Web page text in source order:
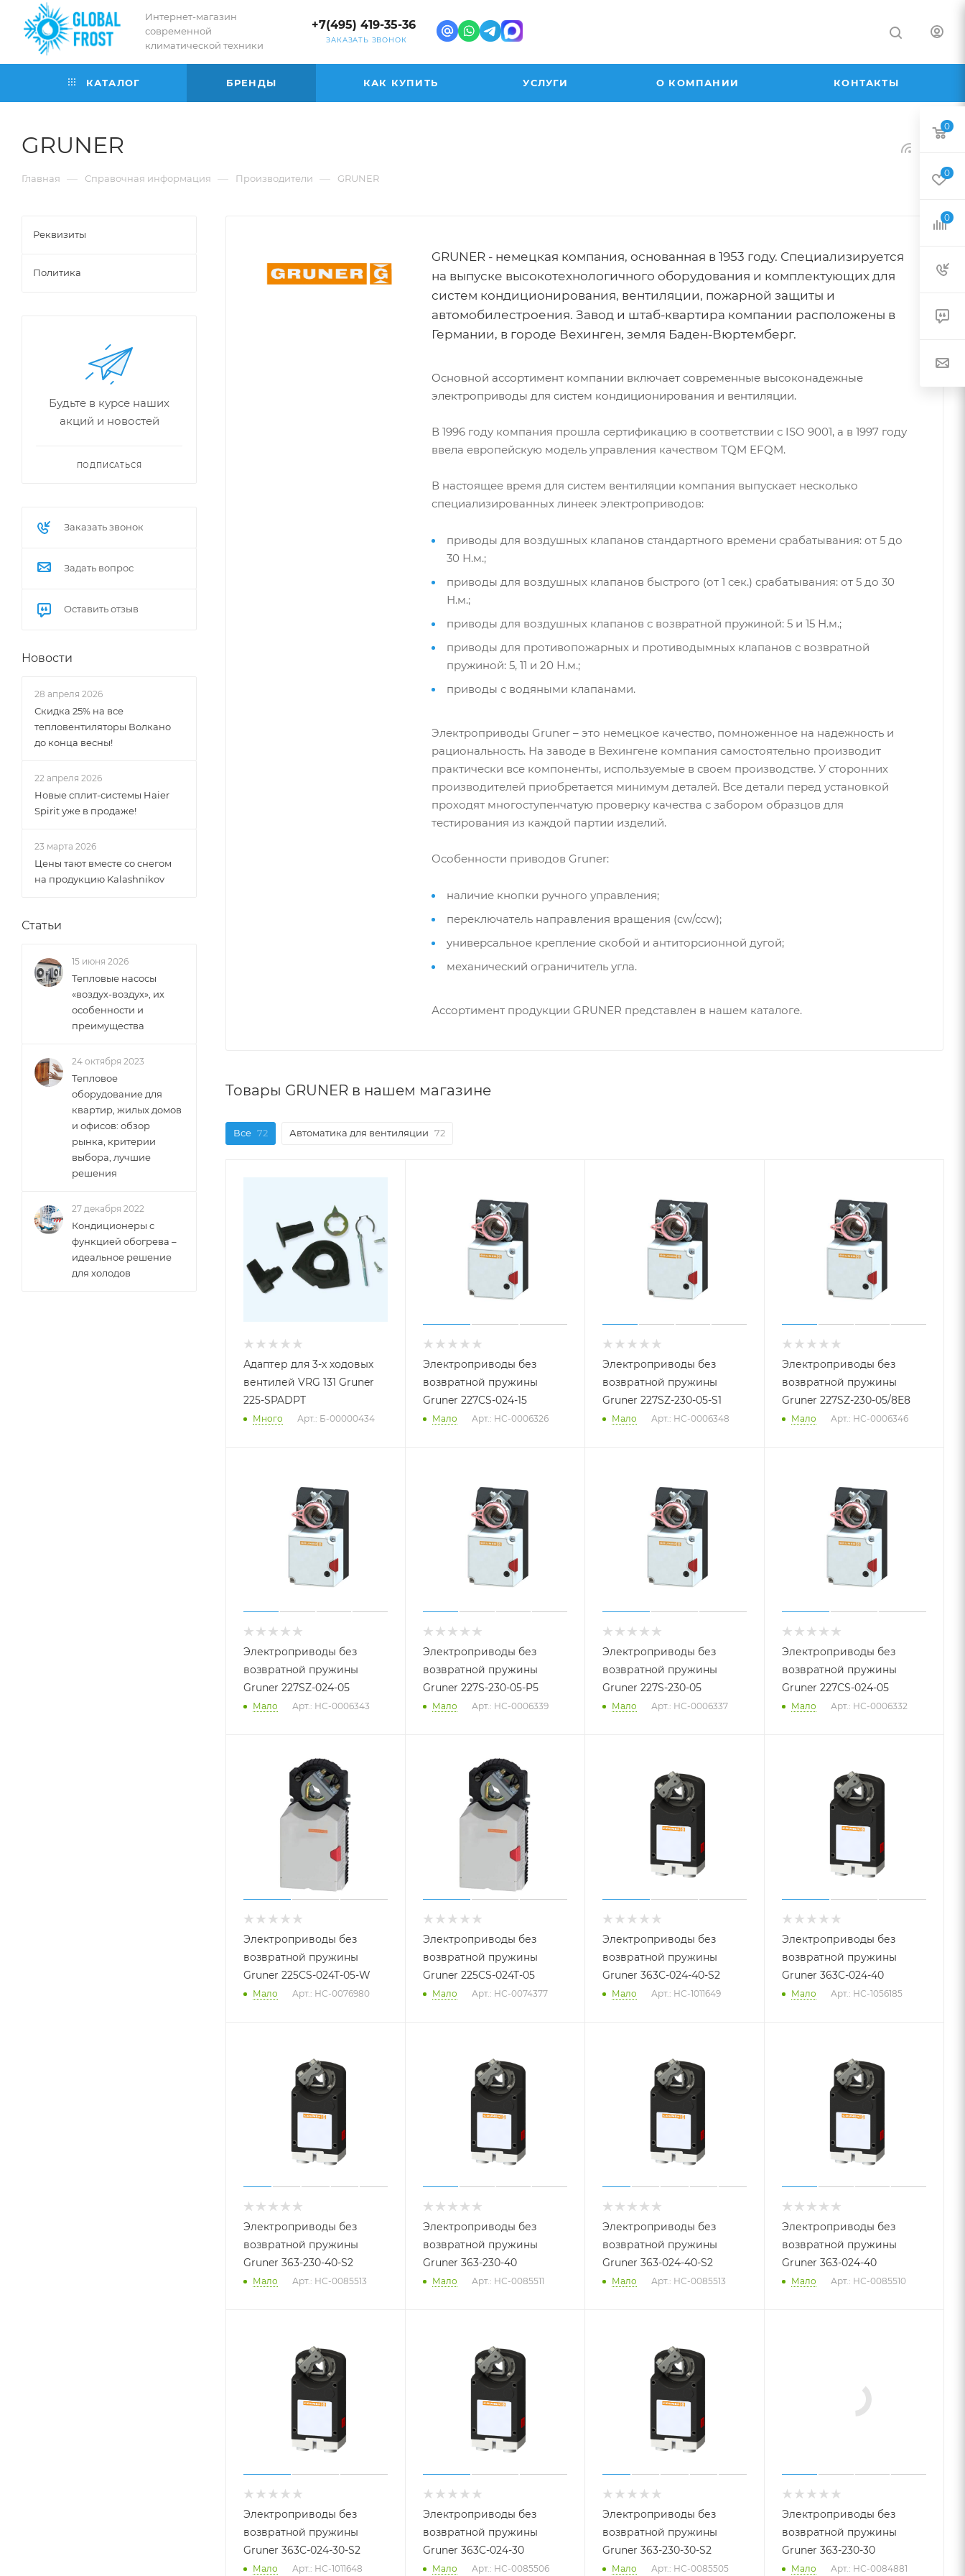
Интернет-магазин
современной
климатической техники
+7(495) 419-35-36
ЗАКАЗАТЬ ЗВОНОК
КАТАЛОГ БРЕНДЫ КАК КУПИТЬ УСЛУГИ О КОМПАНИИ КОНТАКТЫ
GRUNER
Главная — Справочная информация — Производители — GRUNER
GRUNER - немецкая компания, основанная в 1953 году. Специализируется
на выпуске высокотехнологичного оборудования и комплектующих для
систем кондиционирования, вентиляции, пожарной защиты и
автомобилестроения. Завод и штаб-квартира компании расположены в
Германии, в городе Вехинген, земля Баден-Вюртемберг.
Основной ассортимент компании включает современные высоконадежные
электроприводы для систем кондиционирования и вентиляции.
В 1996 году компания прошла сертификацию в соответствии с ISO 9001, а в 1997 году
ввела европейскую модель управления качеством TQM EFQM.
В настоящее время для систем вентиляции компания выпускает несколько
специализированных линеек электроприводов:
приводы для воздушных клапанов стандартного времени срабатывания: от 5 до
30 Н.м.;
приводы для воздушных клапанов быстрого (от 1 сек.) срабатывания: от 5 до 30
Н.м.;
приводы для воздушных клапанов с возвратной пружиной: 5 и 15 Н.м.;
приводы для противопожарных и противодымных клапанов с возвратной
пружиной: 5, 11 и 20 Н.м.;
приводы с водяными клапанами.
Электроприводы Gruner – это немецкое качество, помноженное на надежность и
рациональность. На заводе в Вехингене компания самостоятельно производит
практически все компоненты, используемые в своем производстве. У сторонних
производителей приобретается минимум деталей. Все детали перед установкой
проходят многоступенчатую проверку качества с забором образцов для
тестирования из каждой партии изделий.
Особенности приводов Gruner:
наличие кнопки ручного управления;
переключатель направления вращения (cw/ccw);
универсальное крепление скобой и антиторсионной дугой;
механический ограничитель угла.
Ассортимент продукции GRUNER представлен в нашем каталоге.
Товары GRUNER в нашем магазине
Все 72 Автоматика для вентиляции 72
Адаптер для 3-х ходовых
вентилей VRG 131 Gruner
225-SPADPT
Много Арт.: Б-00000434
Электроприводы без
возвратной пружины
Gruner 227CS-024-15
Мало Арт.: НС-0006326
Электроприводы без
возвратной пружины
Gruner 227SZ-230-05-S1
Мало Арт.: НС-0006348
Электроприводы без
возвратной пружины
Gruner 227SZ-230-05/8E8
Мало Арт.: НС-0006346
Электроприводы без
возвратной пружины
Gruner 227SZ-024-05
Мало Арт.: НС-0006343
Электроприводы без
возвратной пружины
Gruner 227S-230-05-P5
Мало Арт.: НС-0006339
Электроприводы без
возвратной пружины
Gruner 227S-230-05
Мало Арт.: НС-0006337
Электроприводы без
возвратной пружины
Gruner 227CS-024-05
Мало Арт.: НС-0006332
Электроприводы без
возвратной пружины
Gruner 225CS-024T-05-W
Мало Арт.: НС-0076980
Электроприводы без
возвратной пружины
Gruner 225CS-024T-05
Мало Арт.: НС-0074377
Электроприводы без
возвратной пружины
Gruner 363C-024-40-S2
Мало Арт.: НС-1011649
Электроприводы без
возвратной пружины
Gruner 363C-024-40
Мало Арт.: НС-1056185
Электроприводы без
возвратной пружины
Gruner 363-230-40-S2
Мало Арт.: НС-0085513
Электроприводы без
возвратной пружины
Gruner 363-230-40
Мало Арт.: НС-0085511
Электроприводы без
возвратной пружины
Gruner 363-024-40-S2
Мало Арт.: НС-0085513
Электроприводы без
возвратной пружины
Gruner 363-024-40
Мало Арт.: НС-0085510
Электроприводы без
возвратной пружины
Gruner 363C-024-30-S2
Мало Арт.: НС-1011648
Электроприводы без
возвратной пружины
Gruner 363C-024-30
Мало Арт.: НС-0085506
Электроприводы без
возвратной пружины
Gruner 363-230-30-S2
Мало Арт.: НС-0085505
Электроприводы без
возвратной пружины
Gruner 363-230-30
Мало Арт.: НС-0084881
Реквизиты
Политика
Будьте в курсе наших
акций и новостей
ПОДПИСАТЬСЯ
Заказать звонок
Задать вопрос
Оставить отзыв
Новости
28 апреля 2026
Скидка 25% на все
тепловентиляторы Волкано
до конца весны!
22 апреля 2026
Новые сплит-системы Haier
Spirit уже в продаже!
23 марта 2026
Цены тают вместе со снегом
на продукцию Kalashnikov
Статьи
15 июня 2026
Тепловые насосы
«воздух-воздух», их
особенности и
преимущества
24 октября 2023
Тепловое
оборудование для
квартир, жилых домов
и офисов: обзор
рынка, критерии
выбора, лучшие
решения
27 декабря 2022
Кондиционеры с
функцией обогрева –
идеальное решение
для холодов
0
0
0